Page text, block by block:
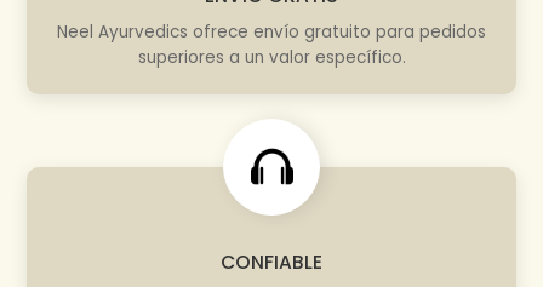
Neel Ayurvedics ofrece envío gratuito para pedidos
superiores a un valor específico.
CONFIABLE